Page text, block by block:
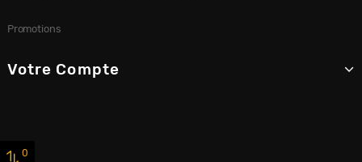
Promotions
Votre Compte
0